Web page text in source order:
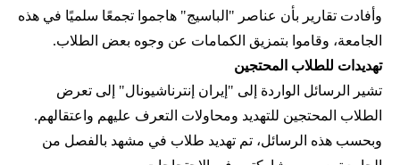
وأفادت تقارير بأن عناصر "الباسيج" هاجموا تجمعًا سلميًا في هذه
الجامعة، وقاموا بتمزيق الكمامات عن وجوه بعض الطلاب.
تهديدات للطلاب المحتجين
تشير الرسائل الواردة إلى "إيران إنترناشيونال" إلى تعرض
الطلاب المحتجين للتهديد ومحاولات التعرف عليهم واعتقالهم.
وبحسب هذه الرسائل، تم تهديد طلاب في مشهد بالفصل من